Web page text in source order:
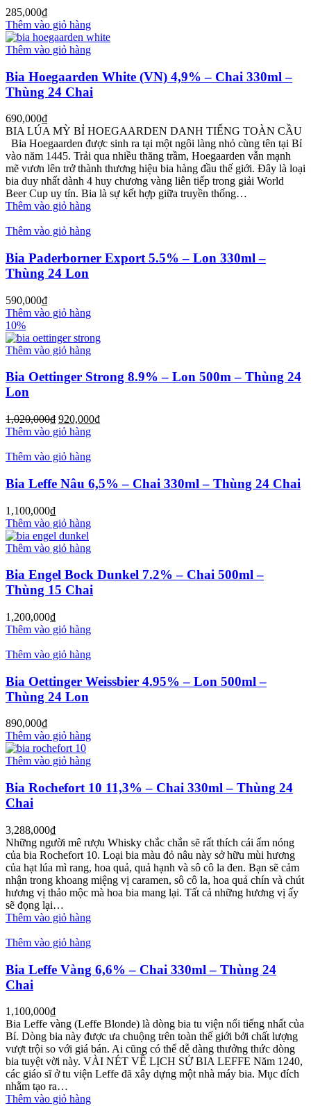
285,000₫
Thêm vào giỏ hàng
Thêm vào giỏ hàng
Bia Hoegaarden White (VN) 4,9% – Chai 330ml –
Thùng 24 Chai
690,000₫
BIA LÚA MỲ BỈ HOEGAARDEN DANH TIẾNG TOÀN CẦU
Bia Hoegaarden được sinh ra tại một ngôi làng nhỏ cùng tên tại Bỉ
vào năm 1445. Trải qua nhiều thăng trầm, Hoegaarden vẫn mạnh
mẽ vươn lên trở thành thương hiệu bia hàng đầu thế giới. Đây là loại
bia duy nhất dành 4 huy chương vàng liên tiếp trong giải World
Beer Cup uy tín. Bia là sự kết hợp giữa truyền thống…
Thêm vào giỏ hàng
Thêm vào giỏ hàng
Bia Paderborner Export 5.5% – Lon 330ml –
Thùng 24 Lon
590,000₫
Thêm vào giỏ hàng
10%
Thêm vào giỏ hàng
Bia Oettinger Strong 8.9% – Lon 500m – Thùng 24
Lon
1,020,000₫ 920,000₫
Thêm vào giỏ hàng
Thêm vào giỏ hàng
Bia Leffe Nâu 6,5% – Chai 330ml – Thùng 24 Chai
1,100,000₫
Thêm vào giỏ hàng
Thêm vào giỏ hàng
Bia Engel Bock Dunkel 7.2% – Chai 500ml –
Thùng 15 Chai
1,200,000₫
Thêm vào giỏ hàng
Thêm vào giỏ hàng
Bia Oettinger Weissbier 4.95% – Lon 500ml –
Thùng 24 Lon
890,000₫
Thêm vào giỏ hàng
Thêm vào giỏ hàng
Bia Rochefort 10 11,3% – Chai 330ml – Thùng 24
Chai
3,288,000₫
Những người mê rượu Whisky chắc chắn sẽ rất thích cái ấm nóng
của bia Rochefort 10. Loại bia màu đỏ nâu này sở hữu mùi hương
của hạt lúa mì rang, hoa quả, quả hạnh và sô cô la đen. Bạn sẽ cảm
nhận trong khoang miệng vị caramen, sô cô la, hoa quả chín và chút
hương vị thảo mộc mà hoa bia mang lại. Tất cả những hương vị ấy
sẽ đọng lại…
Thêm vào giỏ hàng
Thêm vào giỏ hàng
Bia Leffe Vàng 6,6% – Chai 330ml – Thùng 24
Chai
1,100,000₫
Bia Leffe vàng (Leffe Blonde) là dòng bia tu viện nổi tiếng nhất của
Bỉ. Dòng bia này được ưa chuộng trên toàn thế giới bởi chất lượng
vượt trội so với giá bán. Ai cũng có thể dễ dàng thưởng thức dòng
bia tuyệt vời này. VÀI NÉT VỀ LỊCH SỬ BIA LEFFE Năm 1240,
các giáo sĩ ở tu viện Leffe đã xây dựng một nhà máy bia. Mục đích
nhằm tạo ra…
Thêm vào giỏ hàng